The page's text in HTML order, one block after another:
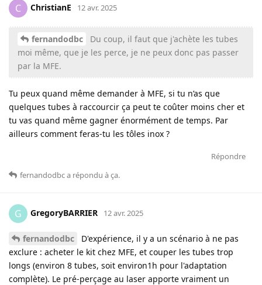
C ChristianE 12 avr. 2025
fernandodbc
Du coup, il faut que j'achète les tubes
moi même, que je les perce, je ne peux donc pas passer
par la MFE.
Tu peux quand même demander à MFE, si tu n’as que
quelques tubes à raccourcir ça peut te coûter moins cher et
tu vas quand même gagner énormément de temps. Par
ailleurs comment feras-tu les tôles inox ?
Répondre
fernandodbca répondu à ça.
G GregoryBARRIER 12 avr. 2025
fernandodbc
D'expérience, il y a un scénario à ne pas
exclure : acheter le kit chez MFE, et couper les tubes trop
longs (environ 8 tubes, soit environ1h pour l'adaptation
complète). Le pré-perçage au laser apporte vraiment un